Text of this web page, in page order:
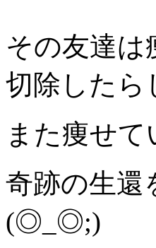
その友達
切除したら
また痩せ
奇跡の生還
(◎_◎;)